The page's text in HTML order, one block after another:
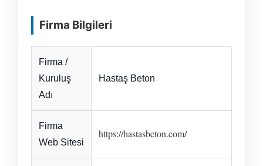
Firma Bilgileri
Firma /
Kuruluş
Adı
Hastaş Beton
Firma
Web Sitesi
https://hastasbeton.com/